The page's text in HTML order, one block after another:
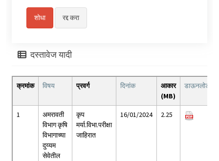
दस्तावेज यादी
क्रमांक विषय प्रवर्ग दिनांक
आकार
(MB)
डाऊनलोड
1
अमरावती
विभाग कृषि
विभागाच्या
दुय्यम
सेवेतील
कृप
मर्या.विभा.परीक्षा
जाहिरात
16/01/2024 2.25